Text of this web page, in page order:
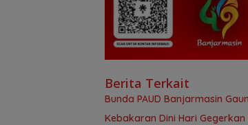
Berita Terkait
Bunda PAUD Banjarmasin
Kebakaran Dini Hari